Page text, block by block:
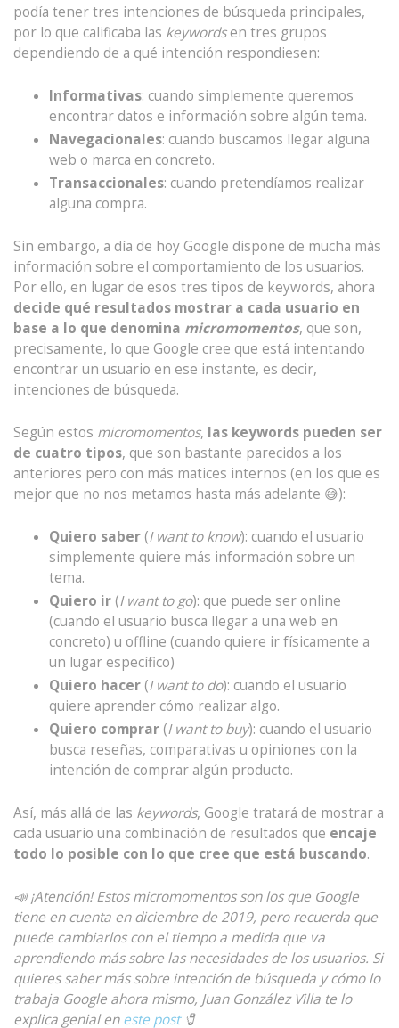
podía tener tres intenciones de búsqueda principales,
por lo que calificaba las keywordsen tres grupos
dependiendo de a qué intención respondiesen:
Informativas: cuando simplemente queremos
encontrar datos e información sobre algún tema.
Navegacionales: cuando buscamos llegar alguna
web o marca en concreto.
Transaccionales: cuando pretendíamos realizar
alguna compra.
Sin embargo, a día de hoy Google dispone de mucha más
información sobre el comportamiento de los usuarios.
Por ello, en lugar de esos tres tipos de keywords, ahora
decide qué resultados mostrar a cada usuario en
base a lo que denomina micromomentos, que son,
precisamente, lo que Google cree que está intentando
encontrar un usuario en ese instante, es decir,
intenciones de búsqueda.
Según estos micromomentos, las keywords pueden ser
de cuatro tipos, que son bastante parecidos a los
anteriores pero con más matices internos (en los que es
mejor que no nos metamos hasta más adelante 😅):
Quiero saber (I want to know): cuando el usuario
simplemente quiere más información sobre un
tema.
Quiero ir (I want to go): que puede ser online
(cuando el usuario busca llegar a una web en
concreto) u offline (cuando quiere ir físicamente a
un lugar específico)
Quiero hacer (I want to do): cuando el usuario
quiere aprender cómo realizar algo.
Quiero comprar (I want to buy): cuando el usuario
busca reseñas, comparativas u opiniones con la
intención de comprar algún producto.
Así, más allá de las keywords, Google tratará de mostrar a
cada usuario una combinación de resultados que encaje
todo lo posible con lo que cree que está buscando.
📣 ¡Atención! Estos micromomentos son los que Google
tiene en cuenta en diciembre de 2019, pero recuerda que
puede cambiarlos con el tiempo a medida que va
aprendiendo más sobre las necesidades de los usuarios. Si
quieres saber más sobre intención de búsqueda y cómo lo
trabaja Google ahora mismo, Juan González Villa te lo
explica genial eneste post🧷